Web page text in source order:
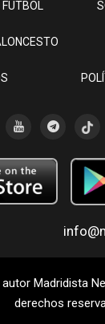
FUTBOL
Madridista
derechos